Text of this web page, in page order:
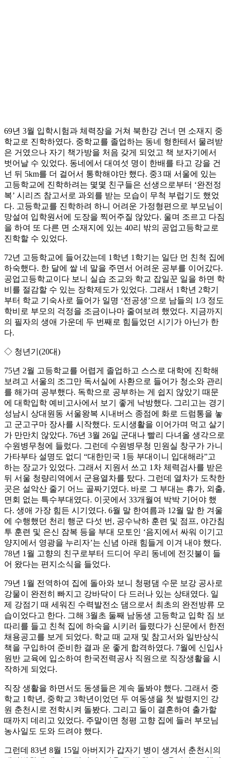
69년 3월 입학시험과 체력장을 거쳐 북한강 건너 면 소재지 중
학교로 진학하였다. 중학교를 졸업하는 동네 형한테서 물려받
은 거였으나 자기 책가방을 처음 갖게 되었고 책 보자기에서
벗어날 수 있었다. 동네에서 대여섯 명이 한배를 타고 강을 건
넌 뒤 5km를 더 걸어서 통학해야만 했다. 중3 때 서울에 있는
고등학교에 진학하려는 몇몇 친구들은 선생으로부터 ‘완전정
복’ 시리즈 참고서로 과외를 받는 모습이 무척 부럽기도 했었
다. 고등학교를 진학하려 하니 어려운 가정형편으로 부모님이
망설여 입학원서에 도장을 찍어주질 않았다. 울며 조르고 다짐
을 하여 또 다른 면 소재지에 있는 40리 밖의 공업고등학교로
진학할 수 있었다.
72년 고등학교에 들어갔는데 1학년 1학기는 일단 먼 친척 집에
하숙했다. 한 달에 쌀 네 말을 주면서 어려운 공부를 이어갔다.
공업고등학교이다 보니 실습 조교와 학교 잡일꾼 일을 하면 학
비를 절감할 수 있는 장학제도가 있었다. 그래서 1학년 2학기
부터 학교 기숙사로 들어가 일명 ‘전공생’으로 남들의 1/3 정도
학비로 부모의 걱정을 조금이나마 줄여보려 했었다. 지금까지
의 필자의 생애 가운데 두 번째로 힘들었던 시기가 아닌가 한
다.
◇ 청년기(20대)
75년 2월 고등학교를 어렵게 졸업하고 스스로 대학에 진학해
보려고 서울의 조그만 독서실에 사환으로 들어가 청소와 관리
를 해가며 공부했다. 독학으로 공부하는 게 쉽지 않았기 때문
에 대학입학 예비고사에서 보기 좋게 낙방했다. 그리고는 경기
성남시 상대원동 서울왕복 시내버스 종점에 화로 드럼통을 놓
고 군고구마 장사를 시작했다. 도시생활을 이어가며 먹고 살기
가 만만치 않았다. 76년 3월 26일 군대나 빨리 다녀올 생각으로
수원병무청에 들렀다. 그런데 수원병무청 민원실 창구가 가니
가타부타 설명도 없디 “대한민국 1등 부대이니 입대해라”고
하는 장교가 있었다. 그래서 지원서 쓰고 1차 체력검사를 받은
뒤 서울 청량리역에서 군용열차를 탔다. 그런데 열차가 도착한
곳은 설악산 줄기 어느 골짜기였다. 바로 그 부대는 휴가, 외출,
면회 없는 특수부대였다. 이곳에서 33개월여 박박 기어야 했
다. 생애 가장 힘든 시기였다. 6월 말 한여름과 12월 말 한 겨울
에 수행했던 천리 행군 다섯 번, 공수낙하 훈련 및 점프, 야간침
투 훈련 및 은신 잠복 등을 부대 모토인 ‘음지에서 싸워 이기고
양지에서 영광을 누리자’는 신념 아래 힘들게 이겨 내야 했다.
78년 1월 고향의 친구로부터 드디어 우리 동네에 전깃불이 들
어 왔다는 편지소식을 들었다.
79년 1월 전역하여 집에 돌아와 보니 청평댐 수문 보강 공사로
강물이 완전히 빠지고 강바닥이 다 드러나 있는 상태였다. 일
제 강점기 때 세워진 수력발전소 댐으로서 최초의 완전방류 모
습이었다고 한다. 그해 3월초 둘째 남동생 고등학교 입학 짐 보
따리를 들고 친척 집에 하숙을 시키러 들렸다가 신문에서 한전
채용공고를 보게 되었다. 학교 때 교재 및 참고서와 일반상식
책을 구입하여 준비한 결과 운 좋게 합격하였다. 7월에 신입사
원반 교육에 입소하여 한국전력공사 직원으로 직장생활을 시
작하게 되었다.
직장 생활을 하면서도 동생들은 계속 돌봐야 했다. 그래서 중
학교 1학년, 중학교 3학년이었던 두 여동생을 첫 발령지인 강
원 춘천시로 전학시켜 돌봤다. 그리고 둘이 결혼하여 출가할
때까지 데리고 있었다. 주말이면 청평 고향 집에 들러 부모님
농사일도 도와 드려야 했다.
그런데 83년 8월 15일 아버지가 갑자기 병이 생겨서 춘천시의